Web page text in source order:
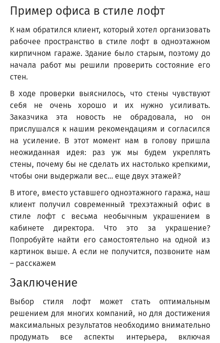
Пример офиса в стиле лофт
К нам обратился клиент, который хотел организовать
рабочее пространство в стиле лофт в одноэтажном
кирпичном гараже. Здание было старым, поэтому до
начала работ мы решили проверить состояние его
стен.
В ходе проверки выяснилось, что стены чувствуют
себя не очень хорошо и их нужно усиливать.
Заказчика эта новость не обрадовала, но он
прислушался к нашим рекомендациям и согласился
на усиление. В этот момент нам в голову пришла
неожиданная идея: раз уж мы будем укреплять
стены, почему бы не сделать их настолько крепкими,
чтобы они выдержали вес… еще двух этажей?
В итоге, вместо уставшего одноэтажного гаража, наш
клиент получил современный трехэтажный офис в
стиле лофт с весьма необычным украшением в
кабинете директора. Что это за украшение?
Попробуйте найти его самостоятельно на одной из
картинок выше. А если не получится, позвоните нам
– расскажем
Заключение
Выбор стиля лофт может стать оптимальным
решением для многих компаний, но для достижения
максимальных результатов необходимо внимательно
продумать все аспекты интерьера, включая